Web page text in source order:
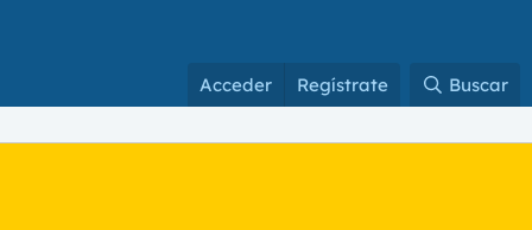
Acceder Regístrate Buscar